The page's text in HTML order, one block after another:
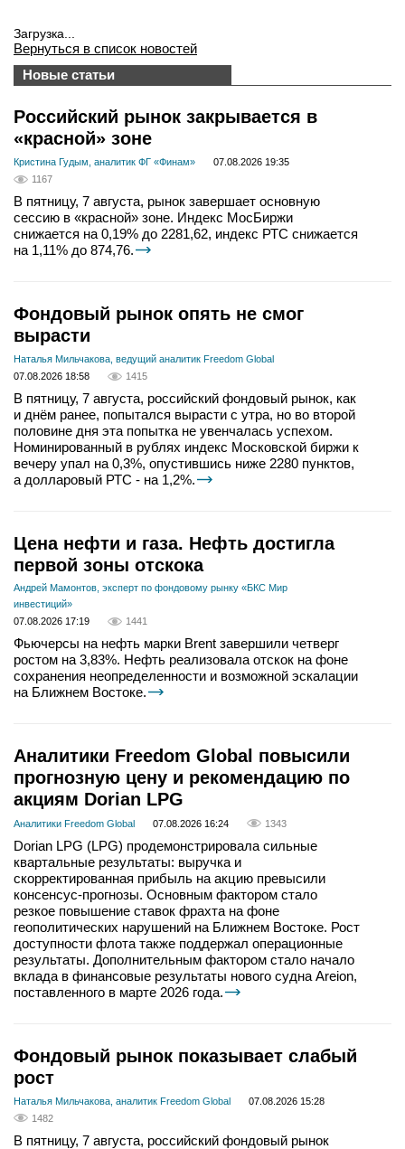
Загрузка...
Вернуться в список новостей
Новые статьи
Российский рынок закрывается в
«красной» зоне
Кристина Гудым, аналитик ФГ «Финам»
07.08.2026 19:35
1167
В пятницу, 7 августа, рынок завершает основную
сессию в «красной» зоне. Индекс МосБиржи
снижается на 0,19% до 2281,62, индекс РТС снижается
на 1,11% до 874,76.
Фондовый рынок опять не смог
вырасти
Наталья Мильчакова, ведущий аналитик Freedom Global
07.08.2026 18:58
1415
В пятницу, 7 августа, российский фондовый рынок, как
и днём ранее, попытался вырасти с утра, но во второй
половине дня эта попытка не увенчалась успехом.
Номинированный в рублях индекс Московской биржи к
вечеру упал на 0,3%, опустившись ниже 2280 пунктов,
а долларовый РТС - на 1,2%.
Цена нефти и газа. Нефть достигла
первой зоны отскока
Андрей Мамонтов, эксперт по фондовому рынку «БКС Мир
инвестиций»
07.08.2026 17:19
1441
Фьючерсы на нефть марки Brent завершили четверг
ростом на 3,83%. Нефть реализовала отскок на фоне
сохранения неопределенности и возможной эскалации
на Ближнем Востоке.
Аналитики Freedom Global повысили
прогнозную цену и рекомендацию по
акциям Dorian LPG
Аналитики Freedom Global 07.08.2026 16:24 1343
Dorian LPG (LPG) продемонстрировала сильные
квартальные результаты: выручка и
скорректированная прибыль на акцию превысили
консенсус-прогнозы. Основным фактором стало
резкое повышение ставок фрахта на фоне
геополитических нарушений на Ближнем Востоке. Рост
доступности флота также поддержал операционные
результаты. Дополнительным фактором стало начало
вклада в финансовые результаты нового судна Areion,
поставленного в марте 2026 года.
Фондовый рынок показывает слабый
рост
Наталья Мильчакова, аналитик Freedom Global
07.08.2026 15:28
1482
В пятницу, 7 августа, российский фондовый рынок